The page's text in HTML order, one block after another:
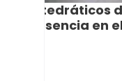
Catedráticos
presencia en